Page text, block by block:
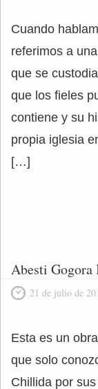
Cuando
referimos a
que se
que los fieles
contiene y su
propia iglesia
[…]
Abesti
21 de julio de
Esta es un
que solo
Chillida por